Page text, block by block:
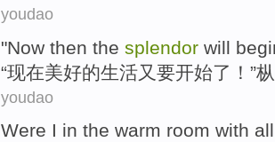
youdao
"Now then the splendor will
“现在美好的生活又 要开始了！”
youdao
Were I in the warm room with